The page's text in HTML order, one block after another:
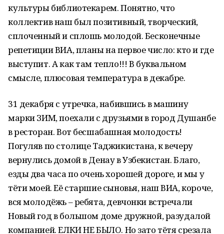
культуры библиотекарем. Понятно, что
коллектив наш был позитивный, творческий,
сплоченный и сплошь молодой. Бесконечные
репетиции ВИА, планы на первое число: кто и где
выступит. А как там тепло!!! В буквальном
смысле, плюсовая температура в декабре.
31 декабря с утречка, набившись в машину
марки ЗИМ, поехали с друзьями в город Душанбе
в ресторан. Вот бесшабашная молодость!
Погуляв по столице Таджикистана, к вечеру
вернулись домой в Денау в Узбекистан. Благо,
езды два часа по очень хорошей дороге, и мы у
тёти моей. Её старшие сыновья, наш ВИА, короче,
вся молодёжь – ребята, девчонки встречали
Новый год в большом доме дружной, разудалой
компанией. ЕЛКИ НЕ БЫЛО. Но зато тётя срезала